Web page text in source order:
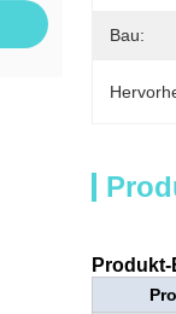
Bau: